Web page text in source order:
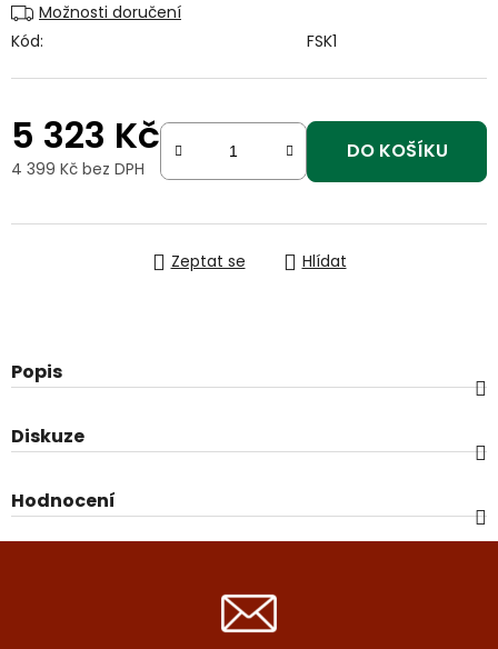
Možnosti doručení
Kód:
FSK1
5 323 Kč
4 399 Kč bez DPH
DO KOŠÍKU
Zeptat se Hlídat
Popis
Diskuze
Hodnocení